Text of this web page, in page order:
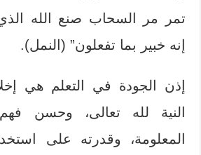
تمر مر السحاب صنع الله
إنه خبير بما تفعلون” (النمل).
إذن الجودة في التعلم هي
النية لله تعالى، وحسن
المعلومة، وقدرته على